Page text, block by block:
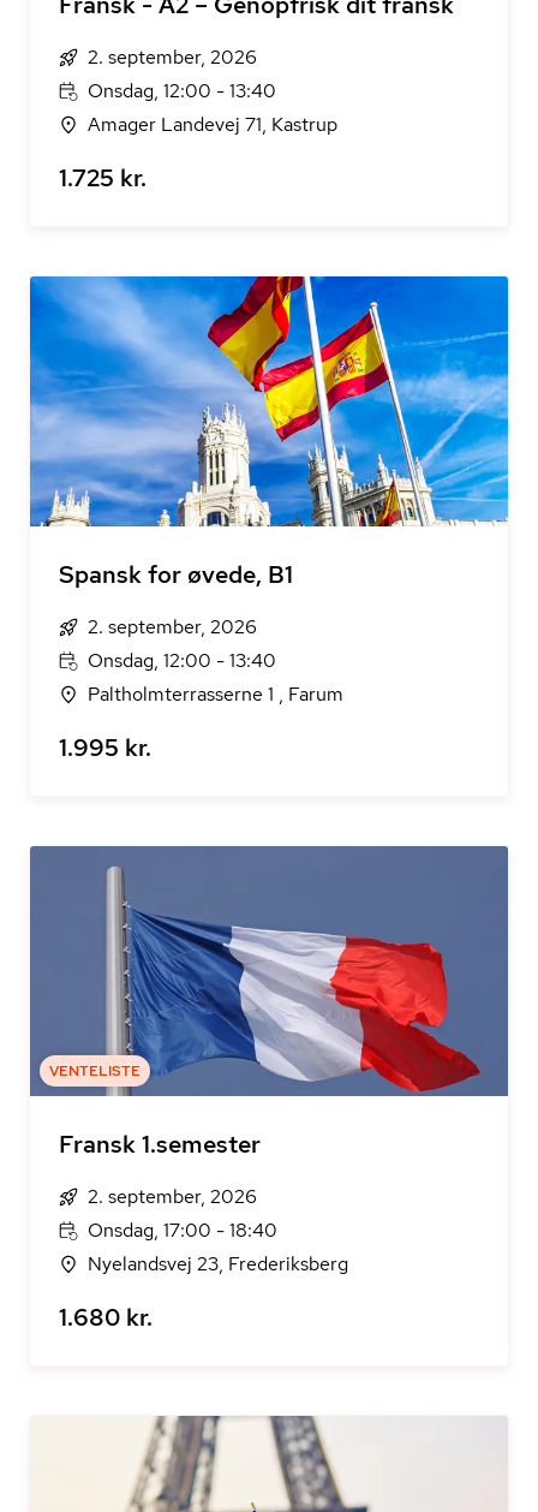
2. september, 2026
Onsdag, 12:00 - 13:40
Amager Landevej 71, Kastrup
1.725 kr.
Spansk for øvede, B1
2. september, 2026
Onsdag, 12:00 - 13:40
Paltholmterrasserne 1 , Farum
1.995 kr.
VENTELISTE
Fransk 1.semester
2. september, 2026
Onsdag, 17:00 - 18:40
Nyelandsvej 23, Frederiksberg
1.680 kr.